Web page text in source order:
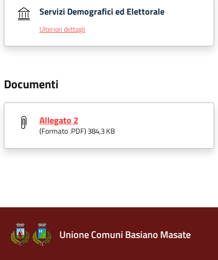
Servizi Demografici ed Elettorale
Ulteriori dettagli
Documenti
Allegato 2
(Formato .PDF) 384,3 KB
Unione Comuni Basiano Masate